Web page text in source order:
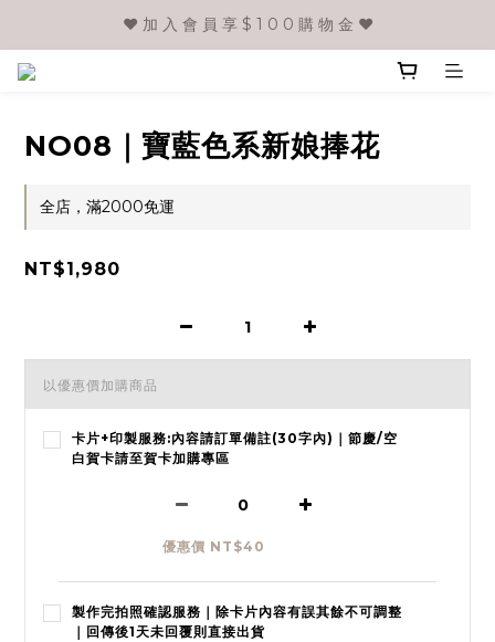
❤️ 加 入 會 員 享 $ 1 0 0 購 物 金 ❤️
NO08｜寶藍色系新娘捧花
全店，滿2000免運
NT$1,980
以優惠價加購商品
卡片+印製服務:內容請訂單備註(30字內)｜節慶/空
白賀卡請至賀卡加購專區
優惠價 NT$40
製作完拍照確認服務｜除卡片內容有誤其餘不可調整
｜回傳後1天未回覆則直接出貨